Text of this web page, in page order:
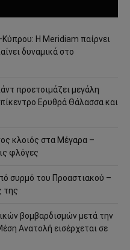
Η Meridiam παίρνει
δυναμικά στο
προετοιμάζει μεγάλη
Ερυθρά Θάλασσα και
κλοιός στα Μέγαρα –
φλόγες
συρμό του Προαστιακού –
της
βομβαρδισμών μετά την
Ανατολή εισέρχεται σε